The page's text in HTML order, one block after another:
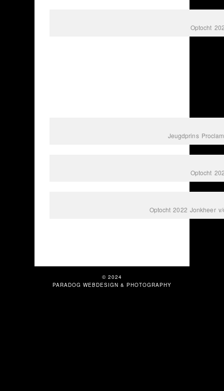
Optocht
Jeugdprins
Optocht
Optocht 2022 Jonkheer
© 2024
PARADOG WEBDESIGN & PHOTOGRAPHY